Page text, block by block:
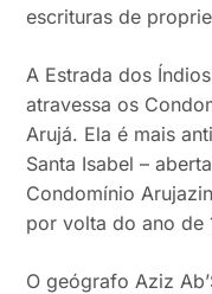
escrituras de
A Estrada dos
atravessa os
Arujá. Ela é mais
Santa Isabel –
Condomínio
por volta do ano de
O geógrafo Aziz